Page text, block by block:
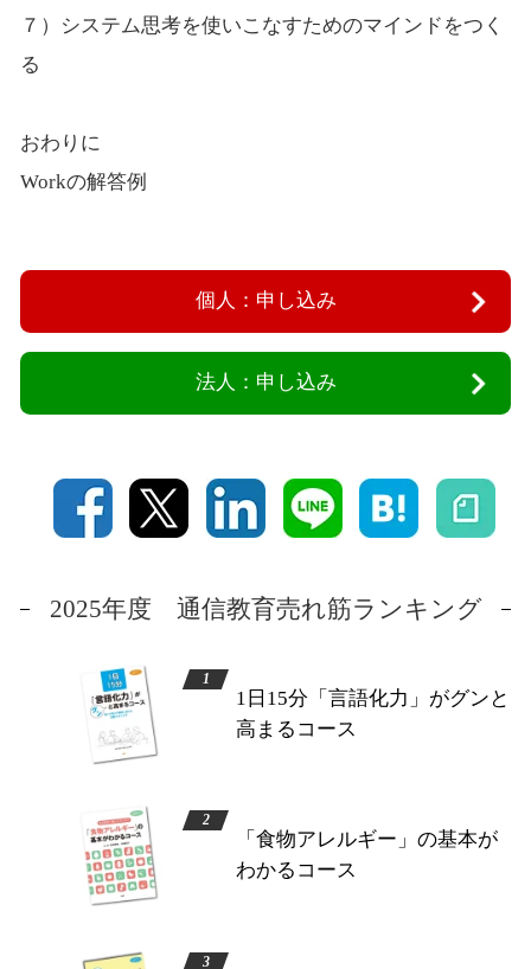
７）システム思考を使いこなすためのマインドをつく
る
おわりに
Workの解答例
個人：申し込み
法人：申し込み
2025年度 通信教育売れ筋ランキング
1日15分「言語化力」がグンと
高まるコース
「食物アレルギー」の基本が
わかるコース